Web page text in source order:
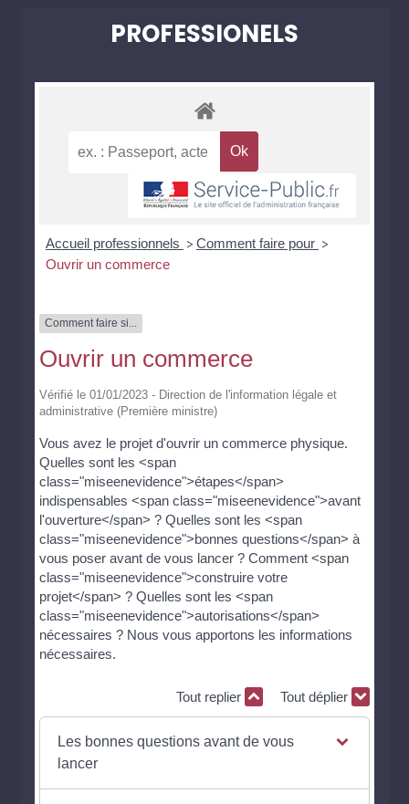
PROFESSIONELS
Accueil professionnels > Comment faire pour >
Ouvrir un commerce
Comment faire si...
Ouvrir un commerce
Vérifié le 01/01/2023 - Direction de l'information légale et
administrative (Première ministre)
Vous avez le projet d'ouvrir un commerce physique.
Quelles sont les <span
class="miseenevidence">étapes</span>
indispensables <span class="miseenevidence">avant
l'ouverture</span> ? Quelles sont les <span
class="miseenevidence">bonnes questions</span> à
vous poser avant de vous lancer ? Comment <span
class="miseenevidence">construire votre
projet</span> ? Quelles sont les <span
class="miseenevidence">autorisations</span>
nécessaires ? Nous vous apportons les informations
nécessaires.
Tout replier Tout déplier
Les bonnes questions avant de vous
lancer